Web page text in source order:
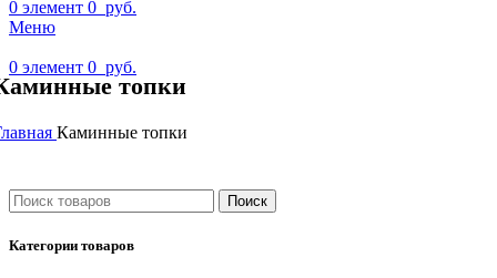
0 элемент 0 руб.
Меню
0 элемент 0 руб.
топки
Каминные топки
Поиск
Категории товаров